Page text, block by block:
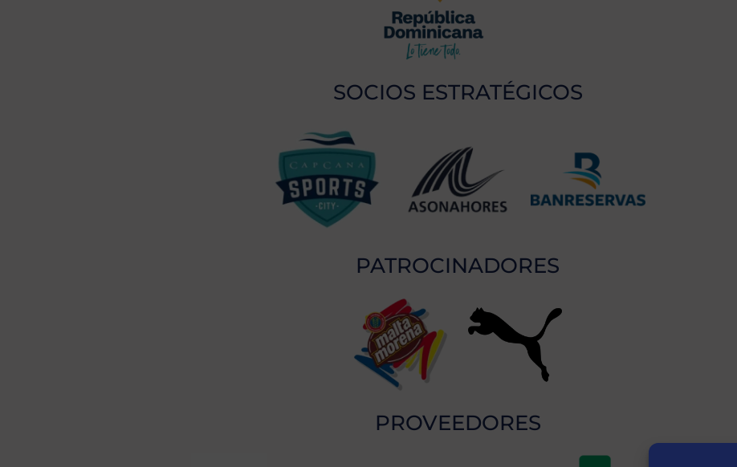
SOCIOS ESTRATÉGICOS
PATROCINADORES
PROVEEDORES